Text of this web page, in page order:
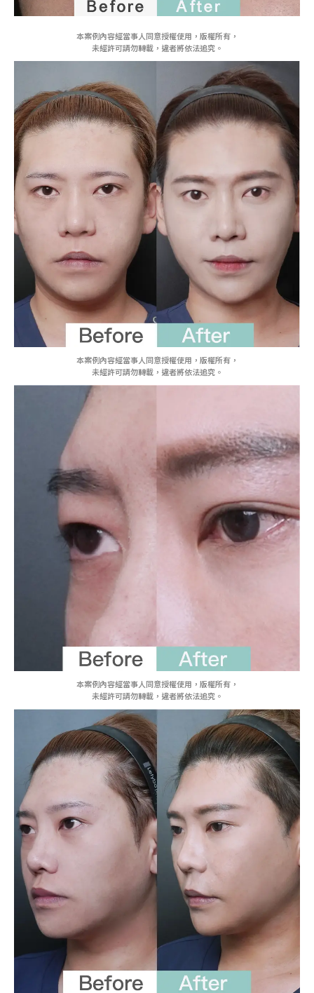
本案例內容經當事人同意授權使用，版權所有，
未經許可請勿轉載，違者將依法追究。
本案例內容經當事人同意授權使用，版權所有，
未經許可請勿轉載，違者將依法追究。
本案例內容經當事人同意授權使用，版權所有，
未經許可請勿轉載，違者將依法追究。